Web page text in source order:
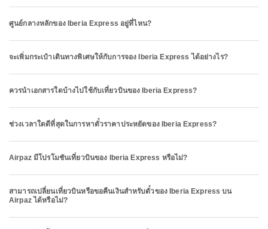
ศูนย์กลางหลักของ Iberia Express อยู่ที่ไหน?
จะเพิ่มกระเป๋าเดินทางพิเศษให้กับการจอง Iberia Express ได้อย่างไร?
ควรนำเอกสารใดบ้างไปใช้กับเที่ยวบินของ Iberia Express?
ช่วงเวลาใดดีที่สุดในการหาตั๋วราคาประหยัดของ Iberia Express?
Airpaz มีโปรโมชันเที่ยวบินของ Iberia Express หรือไม่?
สามารถเปลี่ยนเที่ยวบินหรือขอคืนเงินสำหรับตั๋วของ Iberia Express บน
Airpaz ได้หรือไม่?